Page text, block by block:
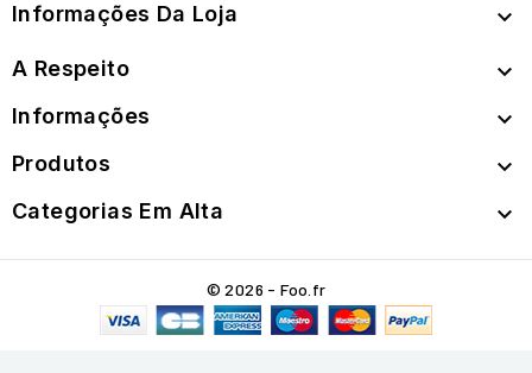
Informações Da Loja 
A Respeito 
Informações 
Produtos 
Categorias Em Alta 
© 2026 - Foo.fr